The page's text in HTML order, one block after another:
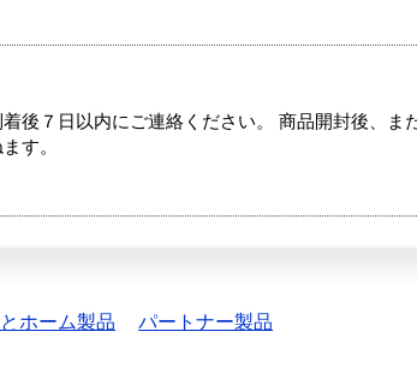
後７日以内にご連絡ください。 商品開封後、ま
す。
ホーム製品 パートナー製品